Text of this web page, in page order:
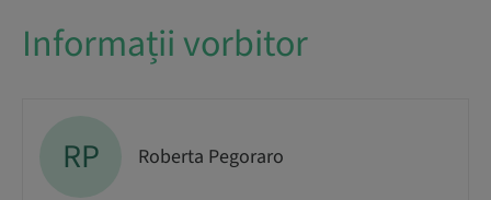
Informații vorbitor
RP Roberta Pegoraro